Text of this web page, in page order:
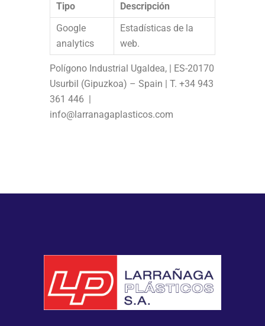
Tipo
Descripción
Google
analytics
Estadísticas de la
web.
Polígono Industrial Ugaldea, | ES-20170
Usurbil (Gipuzkoa) – Spain | T. +34 943
361 446 |
info@larranagaplasticos.com